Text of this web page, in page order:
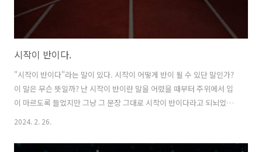
시작이 반이다.
"시작이 반이다"라는 말이 있다. 시작이 어떻게 반이 될 수 있단 말인가?
이 말은 무슨 뜻일까? 난 시작이 반이란 말을 어렸을 때부터 주위에서 입
이 마르도록 들었지만 그냥 그 문장 그대로 시작이 반이다라고 되뇌었을
을 하다보니 시작이 반이라는 말이 무슨 뜻인지를 이제 조금 알 것 같다.
2024. 2. 26.